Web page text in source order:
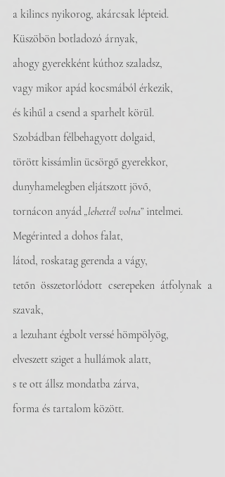
a kilincs nyikorog, akárcsak lépteid.
Küszöbön botladozó árnyak,
ahogy gyerekként kúthoz szaladsz,
vagy mikor apád kocsmából érkezik,
és kihűl a csend a sparhelt körül.
Szobádban félbehagyott dolgaid,
törött kissámlin ücsörgő gyerekkor,
dunyhamelegben eljátszott jövő,
tornácon anyád „lehettél volna” intelmei.
Megérinted a dohos falat,
látod, roskatag gerenda a vágy,
tetőn összetorlódott cserepeken átfolynak a
szavak,
a lezuhant égbolt verssé hömpölyög,
elveszett sziget a hullámok alatt,
s te ott állsz mondatba zárva,
forma és tartalom között.